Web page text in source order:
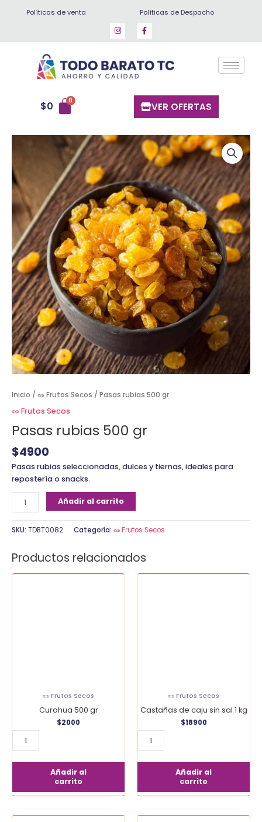
Políticas de venta Políticas de Despacho
$0 VER OFERTAS
Inicio / 🥜 Frutos Secos / Pasas rubias 500 gr
🥜 Frutos Secos
Pasas rubias 500 gr
$4900
Pasas rubias seleccionadas, dulces y tiernas, ideales para
repostería o snacks.
rubias
500
gr
cantidad
Añadir al carrito
SKU: TDBT0082 Categoría: 🥜 Frutos Secos
Productos relacionados
🥜 Frutos Secos
Curahua 500 gr
$2000
Añadir al
carrito
🥜 Frutos Secos
Castañas de caju sin sal 1 kg
$18900
Añadir al
carrito